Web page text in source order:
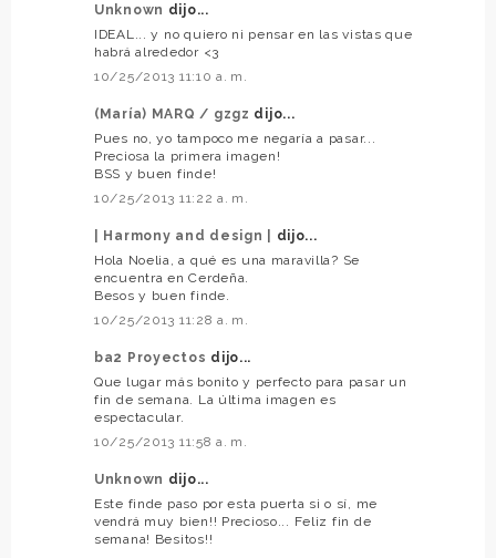
Unknown dijo...
IDEAL... y no quiero ni pensar en las vistas que
habrá alrededor <3
10/25/2013 11:10 a. m.
(María) MARQ / gzgz dijo...
Pues no, yo tampoco me negaría a pasar...
Preciosa la primera imagen!
BSS y buen finde!
10/25/2013 11:22 a. m.
| Harmony and design |
dijo...
Hola Noelia, a qué es una maravilla? Se
encuentra en Cerdeña.
Besos y buen finde.
10/25/2013 11:28 a. m.
ba2 Proyectos dijo...
Que lugar más bonito y perfecto para pasar un
fin de semana. La última imagen es
espectacular.
10/25/2013 11:58 a. m.
Unknown dijo...
Este finde paso por esta puerta si o sí, me
vendrá muy bien!! Precioso... Feliz fin de
semana! Besitos!!